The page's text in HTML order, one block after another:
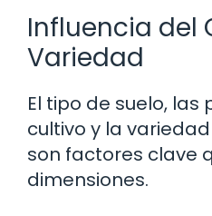
Influencia del
Variedad
El tipo de suelo, las
cultivo y la
son factores clave
dimensiones.